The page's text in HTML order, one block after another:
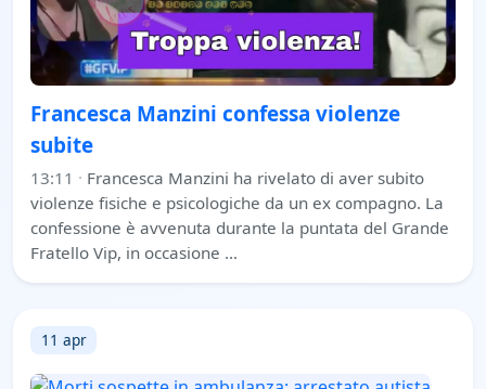
Francesca Manzini confessa violenze
subite
13:11 · Francesca Manzini ha rivelato di aver subito
violenze fisiche e psicologiche da un ex compagno. La
confessione è avvenuta durante la puntata del Grande
Fratello Vip, in occasione …
11 apr